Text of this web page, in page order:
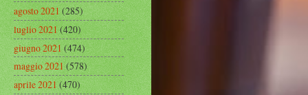
agosto 2021(285)
luglio 2021(420)
giugno 2021(474)
maggio 2021(578)
aprile 2021(470)